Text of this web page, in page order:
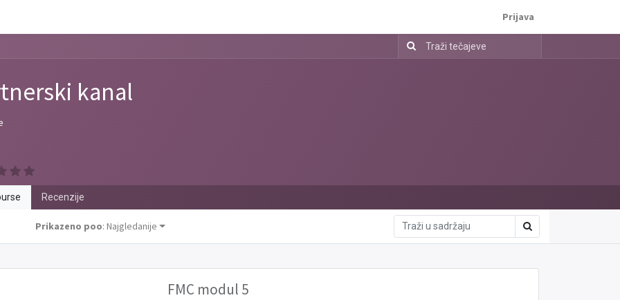
Prijava
kanal
Recenzije
Prikazeno poo: Najgledanije
FMC modul 5